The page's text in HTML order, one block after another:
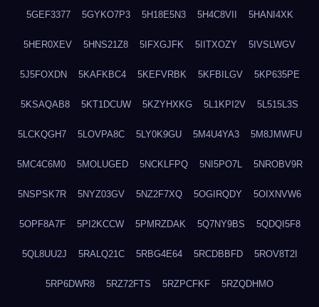
5GEF3377 5GYKO7P3 5H18E5N3 5H4C8VII 5HANI4XK
5HER0XEV 5HNS21Z8 5IFXGJFK 5IITXOZY 5IVSLWGV
5J5FOXDN 5KAFKBC4 5KEFVRBK 5KFBILGV 5KP635PE
5KSAQAB8 5KT1DCUW 5KZYHXKG 5L1KPI2V 5L515L3S
5LCKQGH7 5LOVPA8C 5LY0K9GU 5M4U4YA3 5M8JMWFU
5MC4C6M0 5MOLUGED 5NCKLFPQ 5NI5PO7L 5NROBV9R
5NSPSK7R 5NYZ03GV 5NZ2F7XQ 5OGIRQDY 5OIXNVW6
5OPF8A7F 5PI2KCCW 5PMRZDAK 5Q7NY9BS 5QDQI5F8
5QL8UU2J 5RALQ21C 5RBG4E64 5RCDBBFD 5ROV8T2I
5RP6DWR8 5RZ72FTS 5RZPCFKF 5RZQDHMO